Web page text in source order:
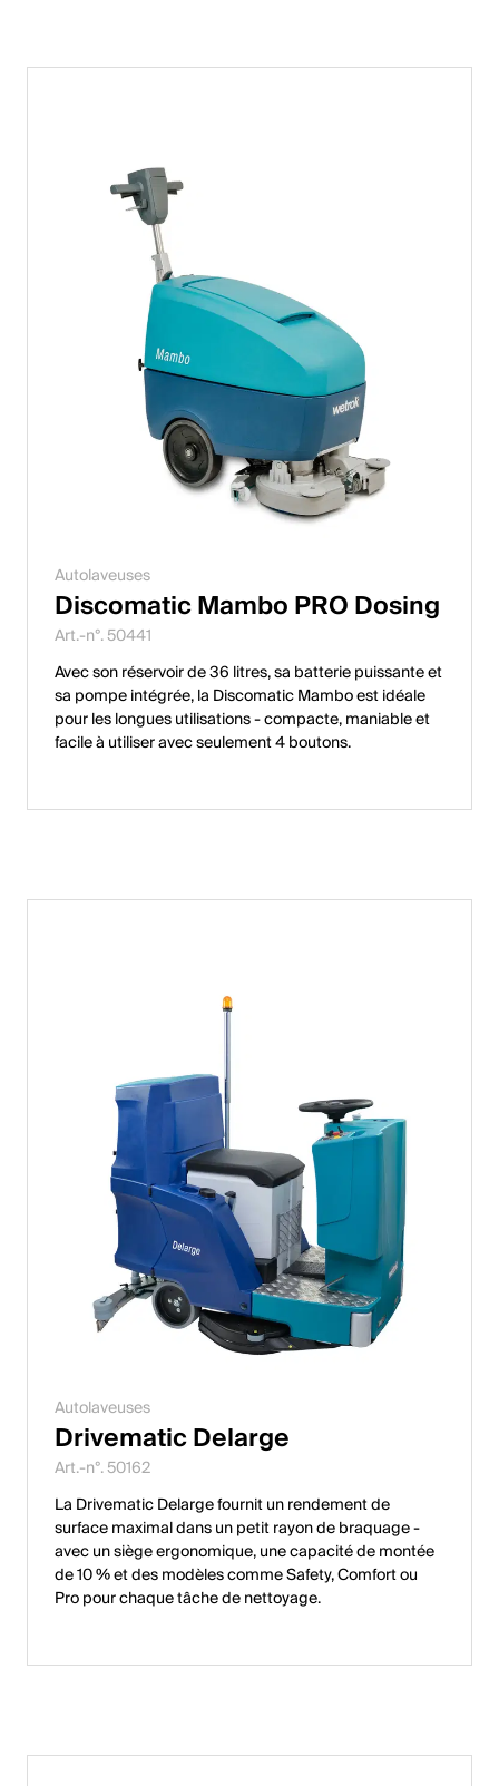
Autolaveuses
Discomatic Mambo PRO Dosing
Art.-n°. 50441
Avec son réservoir de 36 litres, sa batterie puissante et
sa pompe intégrée, la Discomatic Mambo est idéale
pour les longues utilisations - compacte, maniable et
facile à utiliser avec seulement 4 boutons.
Autolaveuses
Drivematic Delarge
Art.-n°. 50162
La Drivematic Delarge fournit un rendement de
surface maximal dans un petit rayon de braquage -
avec un siège ergonomique, une capacité de montée
de 10 % et des modèles comme Safety, Comfort ou
Pro pour chaque tâche de nettoyage.